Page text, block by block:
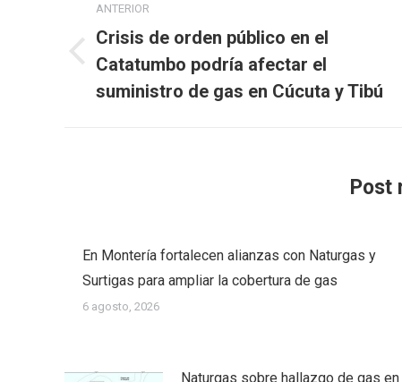
entre
publicaciones
ANTERIOR
Publicación
anterior:
Crisis de orden público en el
Catatumbo podría afectar el
suministro de gas en Cúcuta y Tibú
Post
En Montería fortalecen alianzas con Naturgas y
Surtigas para ampliar la cobertura de gas
6 agosto, 2026
Naturgas sobre hallazgo de gas en